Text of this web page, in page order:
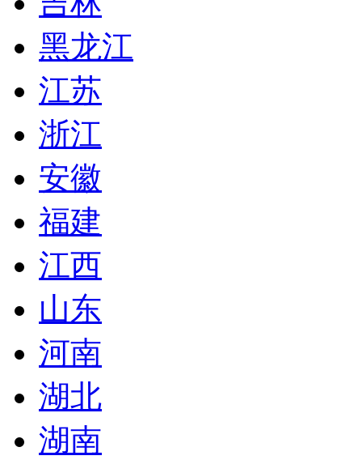
黑龙江
江苏
浙江
安徽
福建
江西
山东
河南
湖北
湖南